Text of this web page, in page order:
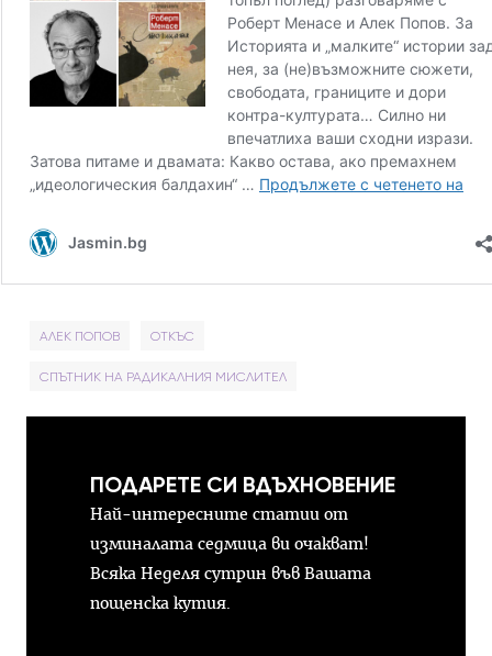
АЛЕК ПОПОВ ОТКЪС
СПЪТНИК НА РАДИКАЛНИЯ МИСЛИТЕЛ
ПОДАРЕТЕ СИ ВДЪХНОВЕНИЕ
Най-интересните статии от
изминалата седмица ви очакват!
Всяка Неделя сутрин във Вашата
пощенска кутия.